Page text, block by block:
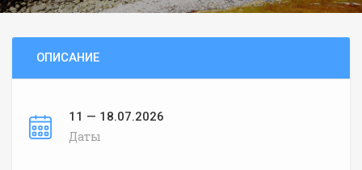
ОПИСАНИЕ
11 — 18.07.2026
Даты